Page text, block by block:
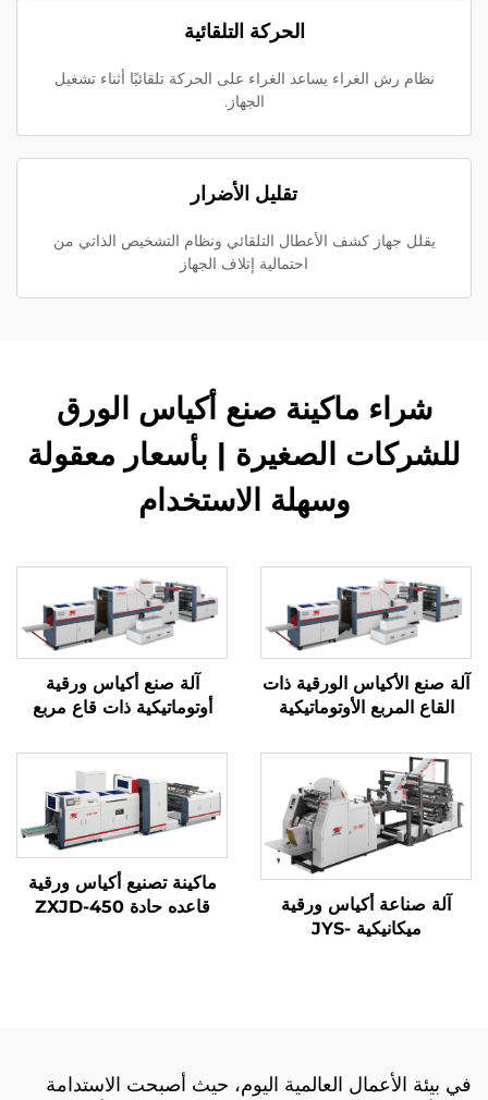
الحركة التلقائية
نظام رش الغراء يساعد الغراء على الحركة تلقائيًا أثناء تشغيل
الجهاز.
تقليل الأضرار
يقلل جهاز كشف الأعطال التلقائي ونظام التشخيص الذاتي من
احتمالية إتلاف الجهاز
شراء ماكينة صنع أكياس الورق
للشركات الصغيرة | بأسعار معقولة
وسهلة الاستخدام
آلة صنع الأكياس الورقية ذات
القاع المربع الأوتوماتيكية
آلة صنع أكياس ورقية
أوتوماتيكية ذات قاع مربع
آلة صناعة أكياس ورقية
ميكانيكية JYS-
ماكينة تصنيع أكياس ورقية
قاعده حادة ZXJD-450
في بيئة الأعمال العالمية اليوم، حيث أصبحت الاستدامة